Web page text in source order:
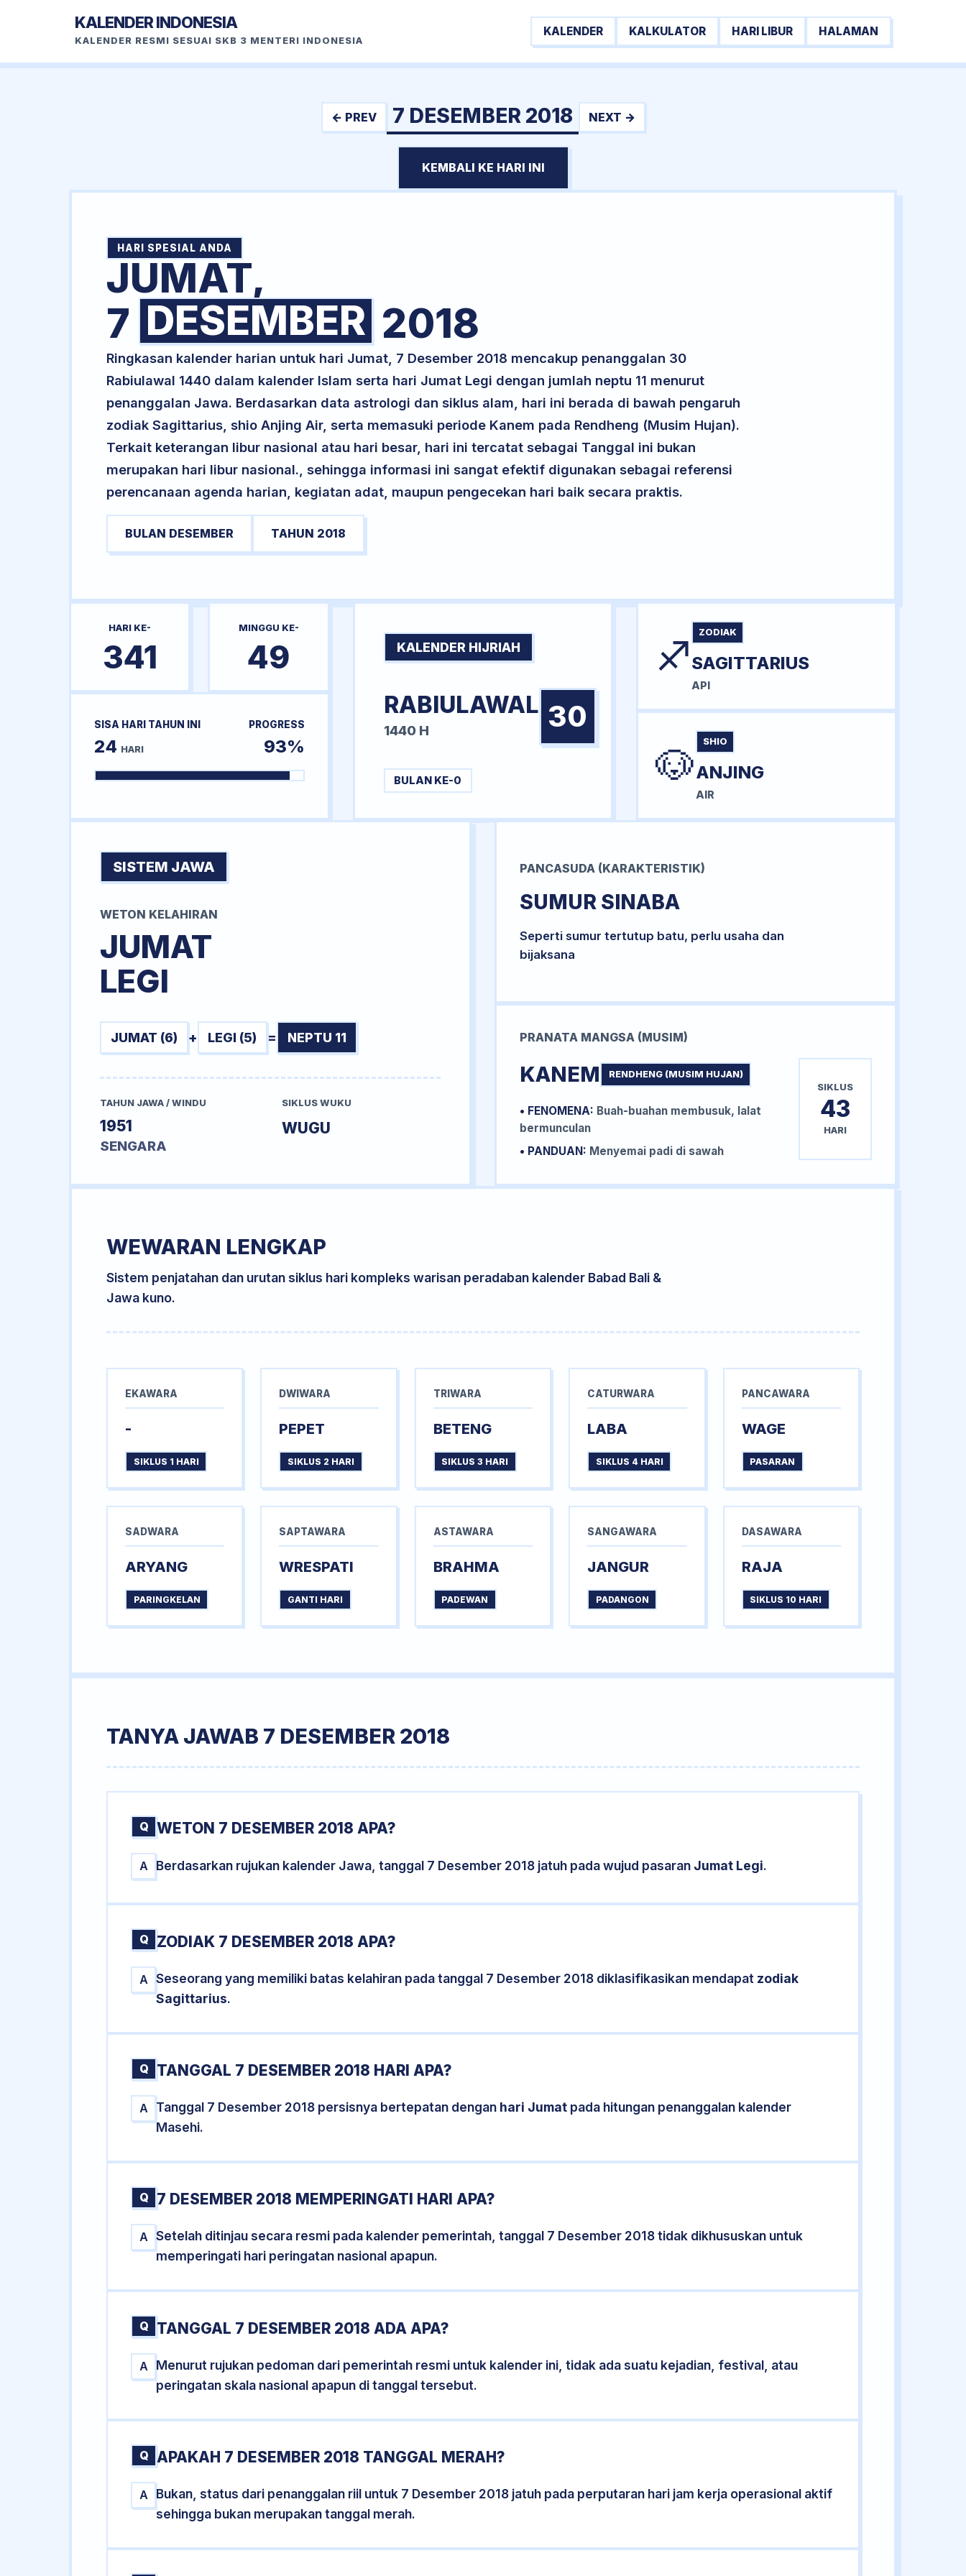
KALENDER INDONESIA
KALENDER RESMI SESUAI SKB 3 MENTERI INDONESIA
KALENDER KALKULATOR HARI LIBUR HALAMAN
← PREV 7 DESEMBER 2018 NEXT →
KEMBALI KE HARI INI
HARI SPESIAL ANDA
JUMAT,
7 DESEMBER 2018
Ringkasan kalender harian untuk hari Jumat, 7 Desember 2018 mencakup penanggalan 30
Rabiulawal 1440 dalam kalender Islam serta hari Jumat Legi dengan jumlah neptu 11 menurut
penanggalan Jawa. Berdasarkan data astrologi dan siklus alam, hari ini berada di bawah pengaruh
zodiak Sagittarius, shio Anjing Air, serta memasuki periode Kanem pada Rendheng (Musim Hujan).
Terkait keterangan libur nasional atau hari besar, hari ini tercatat sebagai Tanggal ini bukan
merupakan hari libur nasional., sehingga informasi ini sangat efektif digunakan sebagai referensi
perencanaan agenda harian, kegiatan adat, maupun pengecekan hari baik secara praktis.
BULAN DESEMBER TAHUN 2018
HARI KE-
341
MINGGU KE-
49
SISA HARI TAHUN INI
24 HARI
PROGRESS
93%
KALENDER HIJRIAH
RABIULAWAL
1440 H 30
BULAN KE-0
♐ ZODIAK
SAGITTARIUS
API
🐶 SHIO
ANJING
AIR
SISTEM JAWA
WETON KELAHIRAN
JUMAT
LEGI
JUMAT (6) + LEGI (5) = NEPTU 11
TAHUN JAWA / WINDU
1951
SENGARA
SIKLUS WUKU
WUGU
PANCASUDA (KARAKTERISTIK)
SUMUR SINABA
Seperti sumur tertutup batu, perlu usaha dan
bijaksana
PRANATA MANGSA (MUSIM)
KANEM RENDHENG (MUSIM HUJAN)
• FENOMENA: Buah-buahan membusuk, lalat
bermunculan
• PANDUAN: Menyemai padi di sawah
SIKLUS
43
HARI
WEWARAN LENGKAP
Sistem penjatahan dan urutan siklus hari kompleks warisan peradaban kalender Babad Bali &
Jawa kuno.
EKAWARA
-
SIKLUS 1 HARI
DWIWARA
PEPET
SIKLUS 2 HARI
TRIWARA
BETENG
SIKLUS 3 HARI
CATURWARA
LABA
SIKLUS 4 HARI
PANCAWARA
WAGE
PASARAN
SADWARA
ARYANG
PARINGKELAN
SAPTAWARA
WRESPATI
GANTI HARI
ASTAWARA
BRAHMA
PADEWAN
SANGAWARA
JANGUR
PADANGON
DASAWARA
RAJA
SIKLUS 10 HARI
TANYA JAWAB 7 DESEMBER 2018
Q WETON 7 DESEMBER 2018 APA?
A Berdasarkan rujukan kalender Jawa, tanggal 7 Desember 2018 jatuh pada wujud pasaran Jumat Legi.
Q ZODIAK 7 DESEMBER 2018 APA?
A Seseorang yang memiliki batas kelahiran pada tanggal 7 Desember 2018 diklasifikasikan mendapat zodiak
Sagittarius.
Q TANGGAL 7 DESEMBER 2018 HARI APA?
A Tanggal 7 Desember 2018 persisnya bertepatan dengan hari Jumat pada hitungan penanggalan kalender
Masehi.
Q 7 DESEMBER 2018 MEMPERINGATI HARI APA?
A Setelah ditinjau secara resmi pada kalender pemerintah, tanggal 7 Desember 2018 tidak dikhususkan untuk
memperingati hari peringatan nasional apapun.
Q TANGGAL 7 DESEMBER 2018 ADA APA?
A
Menurut rujukan pedoman dari pemerintah resmi untuk kalender ini, tidak ada suatu kejadian, festival, atau
peringatan skala nasional apapun di tanggal tersebut.
Q APAKAH 7 DESEMBER 2018 TANGGAL MERAH?
A
Bukan, status dari penanggalan riil untuk 7 Desember 2018 jatuh pada perputaran hari jam kerja operasional aktif
sehingga bukan merupakan tanggal merah.